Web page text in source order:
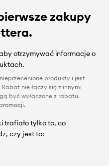
zakupy
otrzymywać informacje o
produkty i jest
nie łączy się z innymi
być wyłączone z rabatu.
.
trafiało tylko to, co
czy jest to: